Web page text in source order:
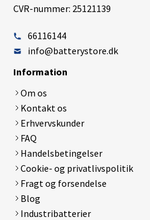
CVR-nummer: 25121139
66116144
info@batterystore.dk
Information
Om os
Kontakt os
Erhvervskunder
FAQ
Handelsbetingelser
Cookie- og privatlivspolitik
Fragt og forsendelse
Blog
Industribatterier